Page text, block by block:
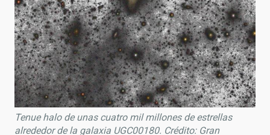
Tenue halo de unas cuatro mil millones de estrellas
alrededor de la galaxia UGC00180. Crédito: Gran